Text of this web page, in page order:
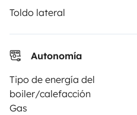
Toldo lateral
Autonomía
Tipo de energía del
boiler/calefacción
Gas
Medios de pago seguros
Descargar en